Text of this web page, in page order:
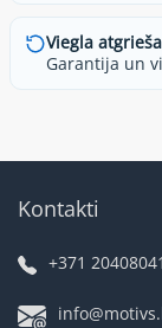
Viegla
Garantija un
Kontakti
+371 20408041